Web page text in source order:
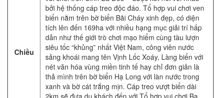
Chiều
bởi hệ thống cáp treo độc đáo. Tổ hợp vui chơi ven
biển nằm trên bờ biển Bãi Cháy xinh đẹp, có diện
tích lên đến 169ha với nhiều hạng mục giải trí hấp
dẫn như thế giới trò chơi mạo hiểm cùng tàu lượn
siêu tốc “khủng” nhất Việt Nam, công viên nước
sảng khoái mang tên Vịnh Lốc Xoáy, Làng biển với
nét văn hóa vùng miền tinh tế hay chỉ đơn giản là
thả mình trên bờ biển Hạ Long với làn nước trong
xanh và bờ cát trắng mịn. Cáp treo vượt biển dài
2km sẽ đưa du khách đến với Tổ hợp vui chơi Ba